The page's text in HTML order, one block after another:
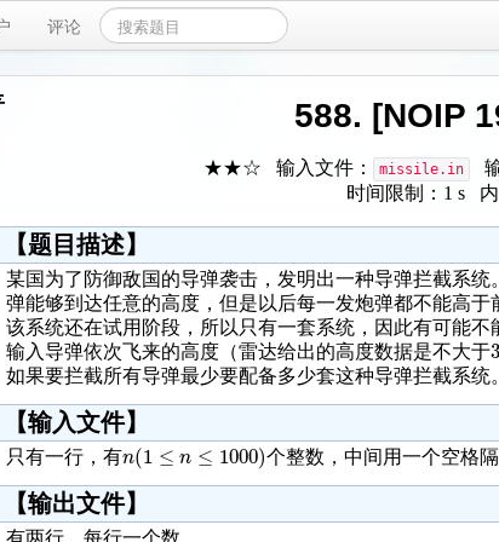
评论
588. [NOIP
★★☆ 输入文件： missile.in
时间限制：1 s
【题目描述】
某国为了防御敌国的导弹袭击，发明出一种导弹拦截系
弹能够到达任意的高度，但是以后每一发炮弹都不能高
该系统还在试用阶段，所以只有一套系统，因此有可能不
输入导弹依次飞来的高度（雷达给出的高度数据是不大于
如果要拦截所有导弹最少要配备多少套这种导弹拦截系统
【输入文件】
只有一行，有n(1 ≤ n ≤ 1000)个整数，中间用一个空格
【输出文件】